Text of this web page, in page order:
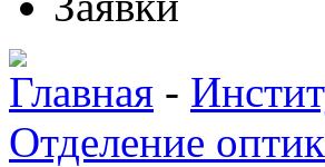
Главная -
Отделение